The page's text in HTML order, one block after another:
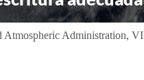
Atmospheric Administration,